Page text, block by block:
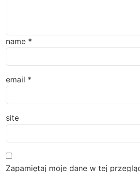
name *
email *
site
Zapamiętaj moje dane w tej